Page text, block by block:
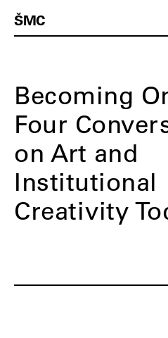
ŠMC
Becoming
Four
on Art and
Institutional
Creativity